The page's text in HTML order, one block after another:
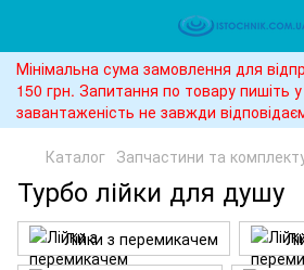
Мінімальна сума замовлення для
150 грн. Запитання по товару пишіть
завантаженість не завжди
Каталог Запчастини та
Турбо лійки для душу
Лійки з перемикачем